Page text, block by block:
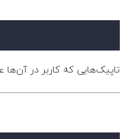
تاپیک‌هایی که کاربر در آن‌ها